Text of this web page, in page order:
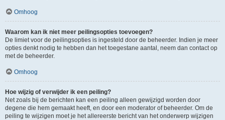
Omhoog
Waarom kan ik niet meer peilingsopties toevoegen?
De limiet voor de peilingsopties is ingesteld door de beheerder. Indien je meer
opties denkt nodig te hebben dan het toegestane aantal, neem dan contact op
met de beheerder.
Omhoog
Hoe wijzig of verwijder ik een peiling?
Net zoals bij de berichten kan een peiling alleen gewijzigd worden door
degene die hem gemaakt heeft, en door een moderator of beheerder. Om de
peiling te wijzigen moet je het allereerste bericht van het onderwerp wijzigen